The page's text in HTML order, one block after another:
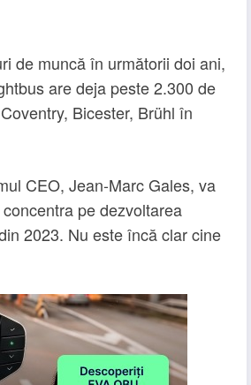
de muncă în următorii doi ani,
are deja peste 2.300 de
Bicester, Brühl în
CEO, Jean-Marc Gales, va
pe dezvoltarea
2023. Nu este încă clar cine